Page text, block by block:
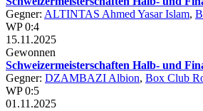
Gegner: ALTINTAS Ahmed Yasar Islam,
WP 0:4
15.11.2025
Gewonnen
Schweizermeisterschaften Halb- und
Gegner: DZAMBAZI Albion, Box Club
WP 0:5
01.11.2025